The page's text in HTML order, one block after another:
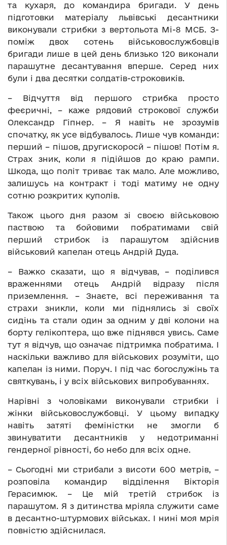
та кухаря, до командира бригади. У день
підготовки матеріалу львівські десантники
виконували стрибки з вертольота Мі-8 МСБ. З-
поміж двох сотень військовослужбовців
бригади лише в цей день близько 120 виконали
парашутне десантування вперше. Серед них
були і два десятки солдатів-строковиків.
– Відчуття від першого стрибка просто
феєричні, – каже рядовий строкової служби
Олександр Гіпнер. – Я навіть не зрозумів
спочатку, як усе відбувалось. Лише чув команди:
перший – пішов, другискоросй – пішов! Потім я.
Страх зник, коли я підійшов до краю рампи.
Шкода, що політ триває так мало. Але можливо,
залишусь на контракт і тоді матиму не одну
сотню розкритих куполів.
Також цього дня разом зі своєю військовою
паствою та бойовими побратимами свій
перший стрибок із парашутом здійснив
військовий капелан отець Андрій Дуда.
– Важко сказати, що я відчував, – поділився
враженнями отець Андрій відразу після
приземлення. – Знаєте, всі переживання та
страхи зникли, коли ми піднялись зі своїх
сидінь та стали один за одним у дві колони на
борту гелікоптера, що вже піднявся увись. Саме
тут я відчув, що означає підтримка побратима. І
наскільки важливо для військових розуміти, що
капелан із ними. Поруч. І під час богослужінь та
святкувань, і у всіх військових випробуваннях.
Нарівні з чоловіками виконували стрибки і
жінки військовослужбовці. У цьому випадку
навіть затяті феміністки не змогли б
звинуватити десантників у недотриманні
гендерної рівності, бо небо для всіх одне.
– Сьогодні ми стрибали з висоти 600 метрів, –
розповіла командир відділення Вікторія
Герасимюк. – Це мій третій стрибок із
парашутом. Я з дитинства мріяла служити саме
в десантно-штурмових військах. І нині моя мрія
повністю здійснилася.